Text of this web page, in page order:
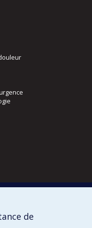
nucléaire
de